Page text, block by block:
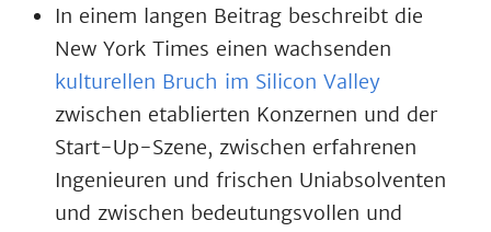
In einem langen Beitrag beschreibt die
New York Times einen wachsenden
kulturellen Bruch im Silicon Valley
zwischen etablierten Konzernen und der
Start-Up-Szene, zwischen erfahrenen
Ingenieuren und frischen Uniabsolventen
und zwischen bedeutungsvollen und